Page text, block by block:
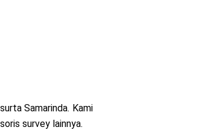
Samarinda. Kami
survey lainnya.